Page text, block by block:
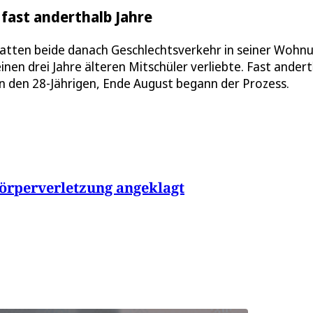
anderthalb Jahre
beide danach Geschlechtsverkehr in seiner
drei Jahre älteren Mitschüler verliebte. Fast
den 28-Jährigen, Ende August begann der Prozess.
angeklagt